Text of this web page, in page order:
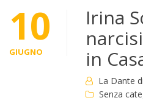
10
GIUGNO
Irina
in
La Dante
Senza